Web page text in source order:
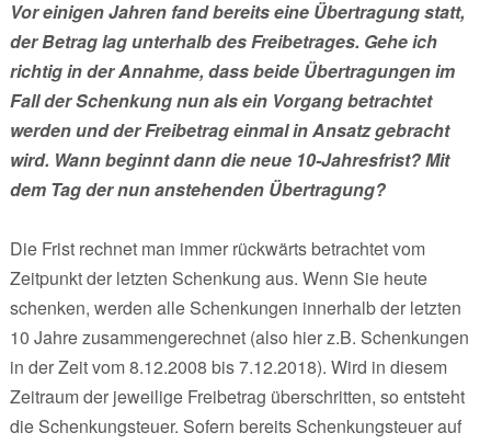
Vor einigen Jahren fand bereits eine Übertragung statt,
der Betrag lag unterhalb des Freibetrages. Gehe ich
richtig in der Annahme, dass beide Übertragungen im
Fall der Schenkung nun als ein Vorgang betrachtet
werden und der Freibetrag einmal in Ansatz gebracht
wird. Wann beginnt dann die neue 10-Jahresfrist? Mit
dem Tag der nun anstehenden Übertragung?
Die Frist rechnet man immer rückwärts betrachtet vom
Zeitpunkt der letzten Schenkung aus. Wenn Sie heute
schenken, werden alle Schenkungen innerhalb der letzten
10 Jahre zusammengerechnet (also hier z.B. Schenkungen
in der Zeit vom 8.12.2008 bis 7.12.2018). Wird in diesem
Zeitraum der jeweilige Freibetrag überschritten, so entsteht
die Schenkungsteuer. Sofern bereits Schenkungsteuer auf